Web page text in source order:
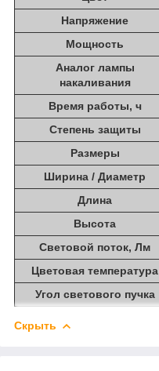
Напряжение
Мощность
Аналог лампы
накаливания
Время работы, ч
Степень защиты
Размеры
Ширина / Диаметр
Длина
Высота
Световой поток, Лм
Цветовая температура
Угол светового пучка
Скрыть